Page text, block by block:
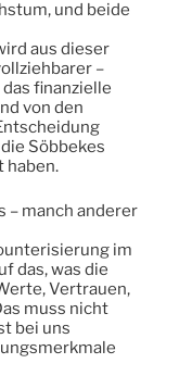
und beide
aus dieser
–
finanzielle
von den
Söbbekes
haben.
– manch anderer
im
das, was die
Vertrauen,
muss nicht
bei uns